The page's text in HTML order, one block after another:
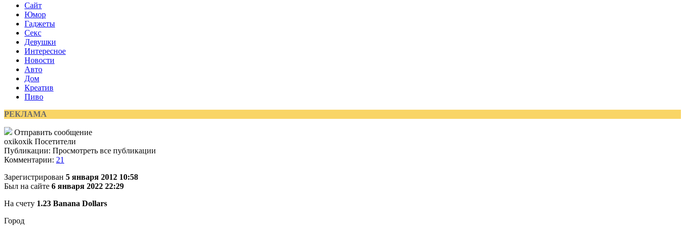
Сайт
Юмор
Гаджеты
Секс
Девушки
Интересное
Новости
Авто
Дом
Креатив
Пиво
РЕКЛАМА
Отправить сообщение
oxikoxik Посетители
Публикации: Просмотреть все публикации
Комментарии: 21
Зарегистрирован 5 января 2012 10:58
Был на сайте 6 января 2022 22:29
На счету 1.23 Banana Dollars
Город